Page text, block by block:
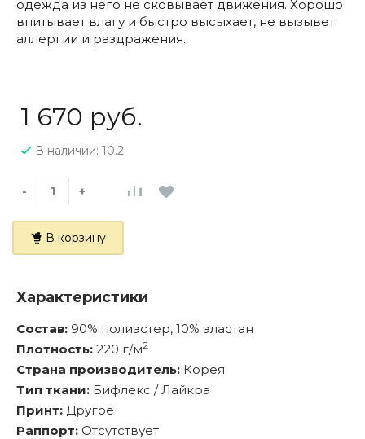
одежда из него не сковывает движения. Хорошо
впитывает влагу и быстро высыхает, не вызывет
аллергии и раздражения.
1 670 руб.
В наличии: 10.2
- +
В корзину
Характеристики
Состав: 90% полиэстер, 10% эластан
Плотность: 220 г/м2
Страна производитель: Корея
Тип ткани: Бифлекс / Лайкра
Принт: Другое
Раппорт: Отсутствует